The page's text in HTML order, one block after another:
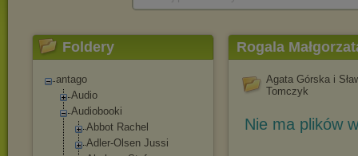
Foldery
antago
Audio
Audiobooki
Abbot Rachel
Adler-Olsen Jussi
Rogala
Agata Górska i
Tomczyk
Nie ma plików